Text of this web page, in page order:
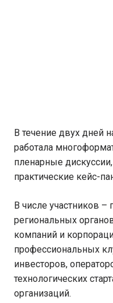
В течение двух дней
работала
пленарные
практические кейс-
В числе участников
региональных
компаний и
профессиональных
инвесторов,
технологических
организаций.